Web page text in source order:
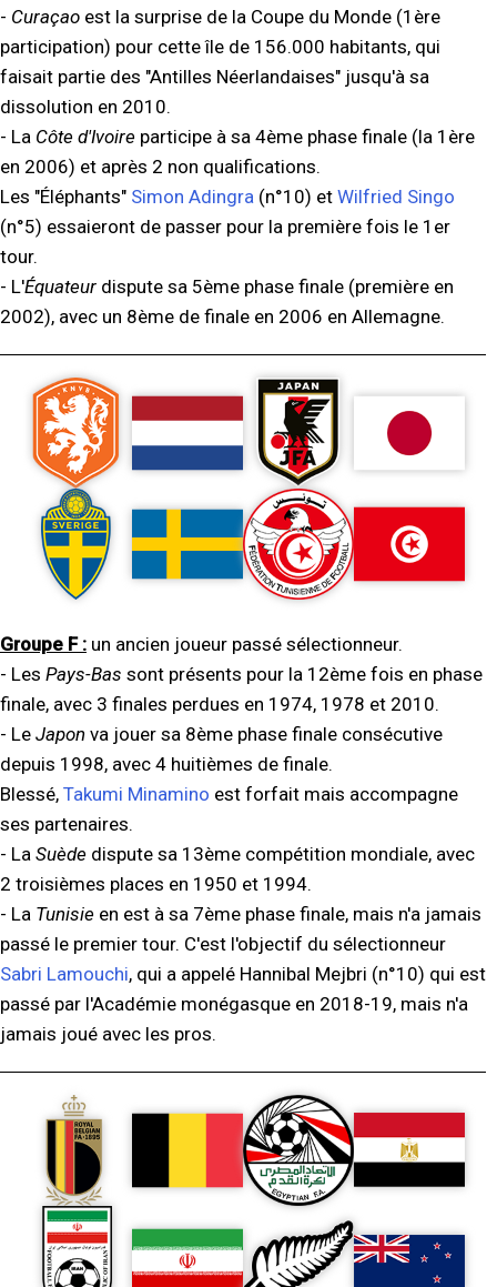
- Curaçao est la surprise de la Coupe du Monde (1ère
participation) pour cette île de 156.000 habitants, qui
faisait partie des "Antilles Néerlandaises" jusqu'à sa
dissolution en 2010.
- La Côte d'Ivoire participe à sa 4ème phase finale (la 1ère
en 2006) et après 2 non qualifications.
Les "Éléphants" Simon Adingra (n°10) et Wilfried Singo
(n°5) essaieront de passer pour la première fois le 1er
tour.
- L'Équateur dispute sa 5ème phase finale (première en
2002), avec un 8ème de finale en 2006 en Allemagne.
Groupe F : un ancien joueur passé sélectionneur.
- Les Pays-Bas sont présents pour la 12ème fois en phase
finale, avec 3 finales perdues en 1974, 1978 et 2010.
- Le Japon va jouer sa 8ème phase finale consécutive
depuis 1998, avec 4 huitièmes de finale.
Blessé, Takumi Minamino est forfait mais accompagne
ses partenaires.
- La Suède dispute sa 13ème compétition mondiale, avec
2 troisièmes places en 1950 et 1994.
- La Tunisie en est à sa 7ème phase finale, mais n'a jamais
passé le premier tour. C'est l'objectif du sélectionneur
Sabri Lamouchi, qui a appelé Hannibal Mejbri (n°10) qui est
passé par l'Académie monégasque en 2018-19, mais n'a
jamais joué avec les pros.